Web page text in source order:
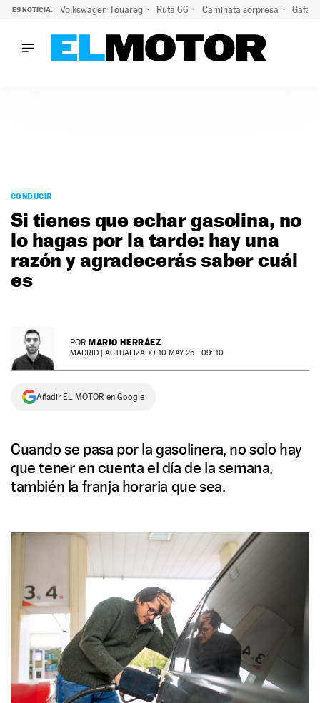
ES NOTICIA: Volkswagen Touareg Ruta 66 Caminata sorpresa Gafas
PODCAST
MOTOS
TECNOLOGÍA
SUPERCOCHES
NEWSLETTER
CONDUCIR
Si tienes que echar gasolina, no
lo hagas por la tarde: hay una
razón y agradecerás saber cuál
es
POR MARIO HERRÁEZ
MADRID | ACTUALIZADO 10 MAY 25 - 09: 10
Añadir EL MOTOR en Google
Cuando se pasa por la gasolinera, no solo hay
que tener en cuenta el día de la semana,
también la franja horaria que sea.